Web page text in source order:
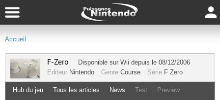
Accueil
F-Zero Disponible sur Wii depuis le 08/12/2006
Editeur Nintendo Genre Course Série F Zero
Hub du jeu Tous les articles News Test Preview